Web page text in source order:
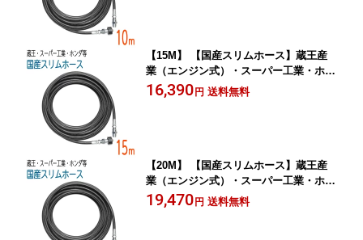
【15M】 【国産スリムホース】蔵王産
業（エンジン式）・スーパー工業・ホン
ダ・対応 2分（1/4） 210k
16,390 円 送料無料
【20M】 【国産スリムホース】蔵王産
業（エンジン式）・スーパー工業・ホン
ダ・対応 2分（1/4） 210k
19,470 円 送料無料